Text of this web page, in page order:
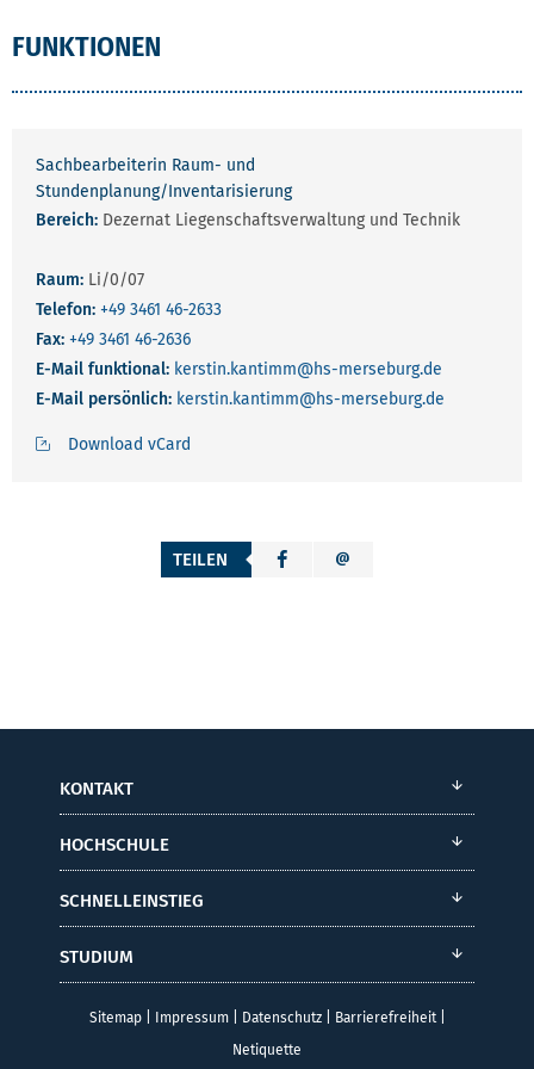
FUNKTIONEN
Sachbearbeiterin Raum- und
Stundenplanung/Inventarisierung
Bereich: Dezernat Liegenschaftsverwaltung und Technik
Raum: Li/0/07
Telefon: +49 3461 46-2633
Fax: +49 3461 46-2636
E-Mail funktional: kerstin.kantimm@hs-merseburg.de
E-Mail persönlich: kerstin.kantimm@hs-merseburg.de
Download vCard
TEILEN
KONTAKT
HOCHSCHULE
SCHNELLEINSTIEG
STUDIUM
Sitemap| Impressum| Datenschutz| Barrierefreiheit|
Netiquette